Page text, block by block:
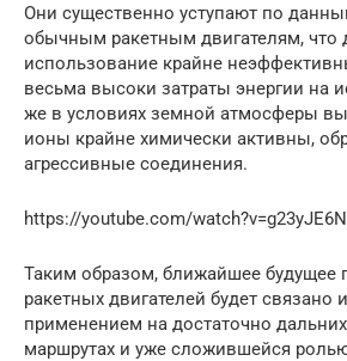
Они существенно уступают по
обычным ракетным двигателям, что
использование крайне
весьма высоки затраты энергии на
же в условиях земной атмосферы
ионы крайне химически активны,
агрессивные соединения.
https://youtube.com/
Таким образом, ближайшее будущее
ракетных двигателей будет связано
применением на достаточно
маршрутах и уже сложившейся